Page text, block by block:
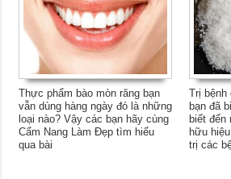
Thực phẩm bào mòn răng bạn
vẫn dùng hàng ngày đó là những
loại nào? Vậy các bạn hãy cùng
Cẩm Nang Làm Đẹp tìm hiểu
qua bài
Trị bệnh
bạn đã
biết đến
hữu
trị các